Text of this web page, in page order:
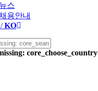
뉴스
채용안내
KO
core_choose_country